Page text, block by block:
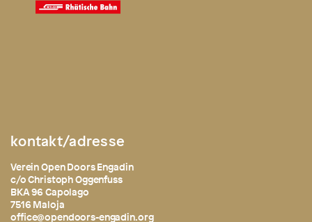
kontakt/adresse
Verein Open Doors Engadin
c/o Christoph Oggenfuss
BKA 96 Capolago
7516 Maloja
office@opendoors-engadin.org